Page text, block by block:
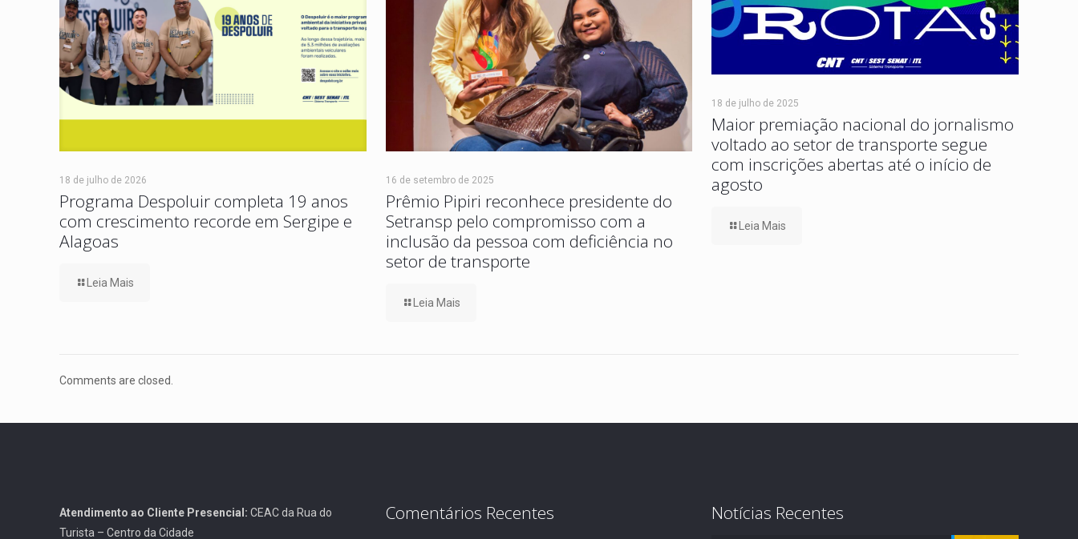
18 de julho de 2026
Programa Despoluir completa 19 anos
com crescimento recorde em Sergipe e
Alagoas
Leia Mais
16 de setembro de 2025
Prêmio Pipiri reconhece presidente do
Setransp pelo compromisso com a
inclusão da pessoa com deficiência no
setor de transporte
Leia Mais
18 de julho de 2025
Maior premiação nacional do jornalismo
voltado ao setor de transporte segue
com inscrições abertas até o início de
agosto
Leia Mais
Comments are closed.
Atendimento ao Cliente Presencial: CEAC da Rua do
Turista – Centro da Cidade
Comentários Recentes Notícias Recentes